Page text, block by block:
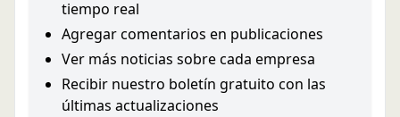
tiempo real
Agregar comentarios en publicaciones
Ver más noticias sobre cada empresa
Recibir nuestro boletín gratuito con las
últimas actualizaciones